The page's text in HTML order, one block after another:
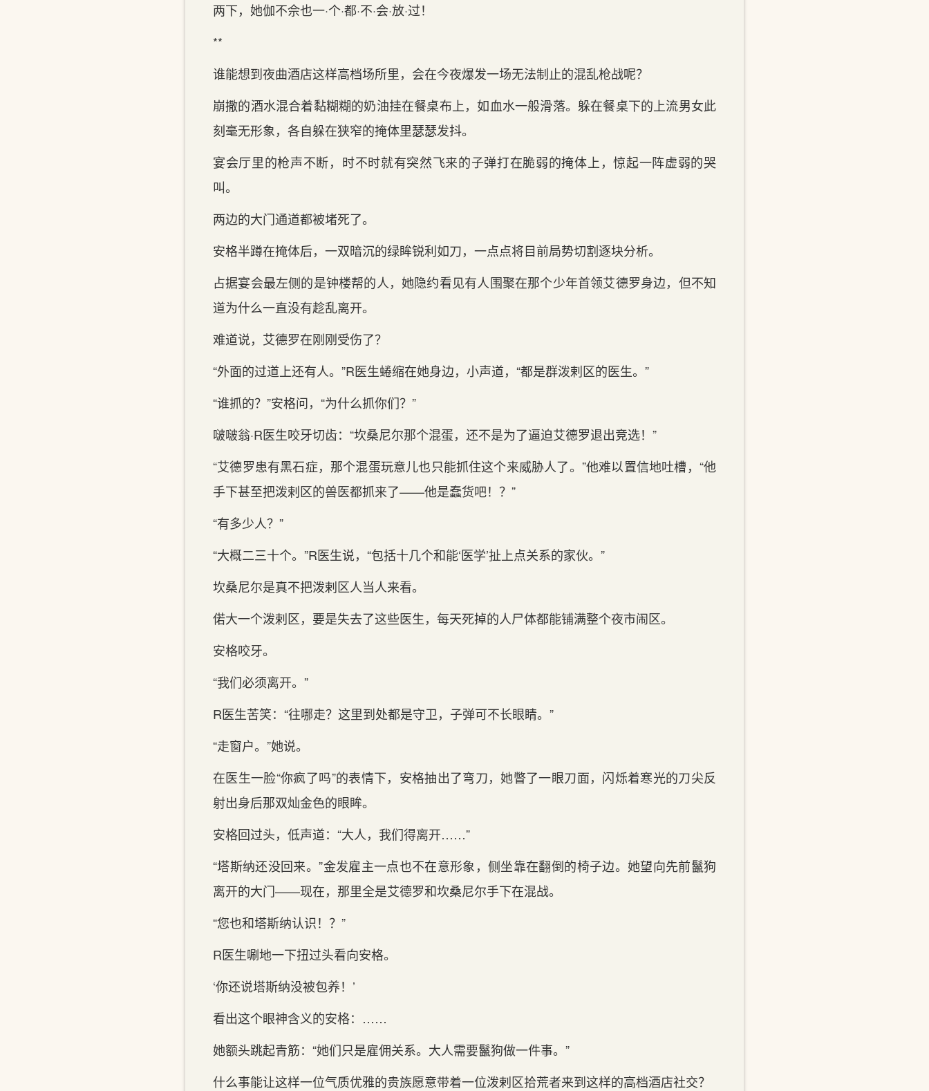
两下，她伽不佘也一·个·都·不·会·放·过！
**
谁能想到夜曲酒店这样高档场所里，会在今夜爆发一场无法制止的混乱枪战呢？
崩撒的酒水混合着黏糊糊的奶油挂在餐桌布上，如血水一般滑落。躲在餐桌下的上流男女此
刻毫无形象，各自躲在狭窄的掩体里瑟瑟发抖。
宴会厅里的枪声不断，时不时就有突然飞来的子弹打在脆弱的掩体上，惊起一阵虚弱的哭
叫。
两边的大门通道都被堵死了。
安格半蹲在掩体后，一双暗沉的绿眸锐利如刀，一点点将目前局势切割逐块分析。
占据宴会最左侧的是钟楼帮的人，她隐约看见有人围聚在那个少年首领艾德罗身边，但不知
道为什么一直没有趁乱离开。
难道说，艾德罗在刚刚受伤了？
“外面的过道上还有人。”R医生蜷缩在她身边，小声道，“都是群泼剌区的医生。”
“谁抓的？”安格问，“为什么抓你们？”
啵啵翁·R医生咬牙切齿：“坎桑尼尔那个混蛋，还不是为了逼迫艾德罗退出竞选！”
“艾德罗患有黑石症，那个混蛋玩意儿也只能抓住这个来威胁人了。”他难以置信地吐槽，“他
手下甚至把泼剌区的兽医都抓来了——他是蠢货吧！？”
“有多少人？”
“大概二三十个。”R医生说，“包括十几个和能‘医学’扯上点关系的家伙。”
坎桑尼尔是真不把泼剌区人当人来看。
偌大一个泼剌区，要是失去了这些医生，每天死掉的人尸体都能铺满整个夜市闹区。
安格咬牙。
“我们必须离开。”
R医生苦笑：“往哪走？这里到处都是守卫，子弹可不长眼睛。”
“走窗户。”她说。
在医生一脸“你疯了吗”的表情下，安格抽出了弯刀，她瞥了一眼刀面，闪烁着寒光的刀尖反
射出身后那双灿金色的眼眸。
安格回过头，低声道：“大人，我们得离开……”
“塔斯纳还没回来。”金发雇主一点也不在意形象，侧坐靠在翻倒的椅子边。她望向先前鬣狗
离开的大门——现在，那里全是艾德罗和坎桑尼尔手下在混战。
“您也和塔斯纳认识！？”
R医生唰地一下扭过头看向安格。
‘你还说塔斯纳没被包养！’
看出这个眼神含义的安格：……
她额头跳起青筋：“她们只是雇佣关系。大人需要鬣狗做一件事。”
什么事能让这样一位气质优雅的贵族愿意带着一位泼剌区拾荒者来到这样的高档酒店社交？